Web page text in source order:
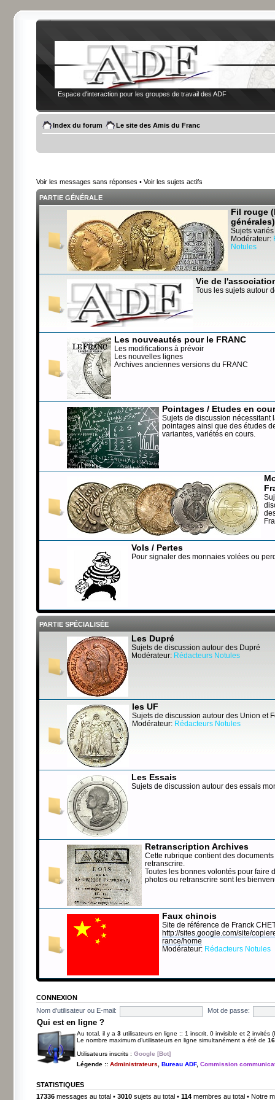
Espace d'interaction pour les groupes de travail des ADF
Index du forum Le site des Amis du Franc
Voir les messages sans réponses • Voir les sujets actifs
PARTIE GÉNÉRALE
Fil rouge
générales)
Sujets variés
Modérateur:
Notules
Vie de
Tous les sujets autour
Les nouveautés pour le FRANC
Les modifications à prévoir
Les nouvelles lignes
Archives anciennes versions du FRANC
Pointages / Etudes en
Sujets de discussion nécessitant
pointages ainsi que des études
variantes, variétés en cours.
Vols / Pertes
Pour signaler des monnaies volées ou
PARTIE SPÉCIALISÉE
Les Dupré
Sujets de discussion autour des Dupré
Modérateur: Rédacteurs Notules
les UF
Sujets de discussion autour des Union et
Modérateur: Rédacteurs Notules
Les Essais
Sujets de discussion autour des essais
Retranscription Archives
Cette rubrique contient des
retranscrire.
Toutes les bonnes volontés pour faire
photos ou retranscrire sont les
Faux chinois
Site de référence de Franck
http://sites.google.com/site/
rance/home
Modérateur: Rédacteurs Notules
CONNEXION
Nom d'utilisateur ou E-mail:
Mot de passe:
Qui est en ligne ?
Au total, il y a 3 utilisateurs en ligne :: 1 inscrit, 0 invisible et 2 invités
Le nombre maximum d’utilisateurs en ligne simultanément a été de
Utilisateurs inscrits : Google [Bot]
Légende :: Administrateurs Bureau ADF, Commission
STATISTIQUES
17336 messages au total • 3010 sujets au total • 114 membres au total • Notre